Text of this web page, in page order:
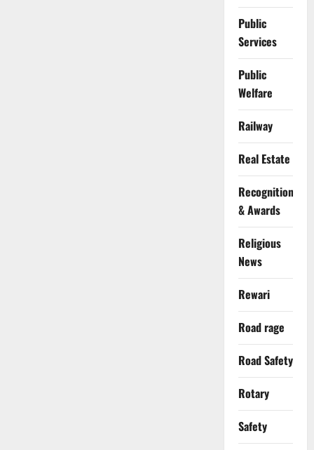
Public
Services
Public
Welfare
Railway
Real Estate
Recognition
& Awards
Religious
News
Rewari
Road rage
Road Safety
Rotary
Safety